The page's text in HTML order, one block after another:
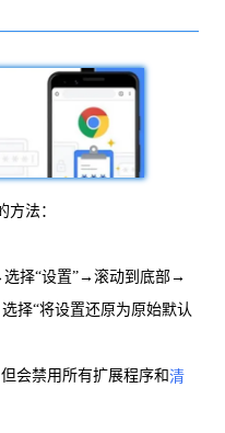
方法：
择“设置”→滚动到底部→
择“将设置还原为原始默认
会禁用所有扩展程序和清